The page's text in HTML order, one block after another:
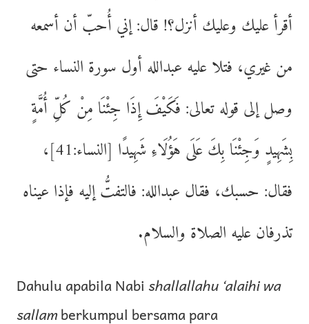
أقرأ عليك وعليك أنزل؟! قال: إني أُحبّ أن أسمعه
من غيري، فتلا عليه عبدالله أول سورة النساء حتى
وصل إلى قوله تعالى: فَكَيْفَ إِذَا جِئْنَا مِنْ كُلِّ أُمَّةٍ
بِشَهِيدٍ وَجِئْنَا بِكَ عَلَى هَؤُلَاءِ شَهِيدًا [النساء:41]،
فقال: حسبك، فقال عبدالله: فالتفتُّ إليه فإذا عيناه
تذرفان عليه الصلاة والسلام.
Dahulu apabila Nabi shallallahu ‘alaihi wa
sallamberkumpul bersama para